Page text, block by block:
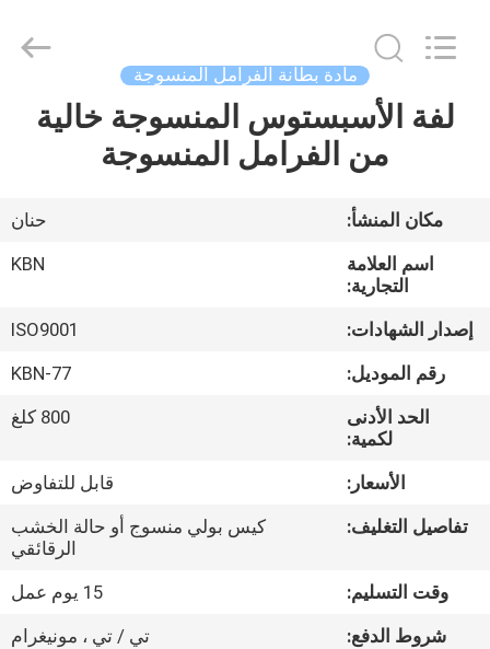
مسكن
معلومات
جولة
مراقبة
الجودة
اتصل
Reserved.
مادة بطانة الفرامل المنسوجة
لفة الأسبستوس المنسوجة خالية
من الفرامل المنسوجة
مكان المنشأ:
حنان
اسم العلامة
التجارية:
KBN
إصدار الشهادات:
ISO9001
رقم الموديل:
KBN-77
الحد الأدنى
لكمية:
800 كلغ
الأسعار:
قابل للتفاوض
تفاصيل التغليف:
كيس بولي منسوج أو حالة الخشب
الرقائقي
وقت التسليم:
15 يوم عمل
شروط الدفع:
تي / تي ، مونيغرام